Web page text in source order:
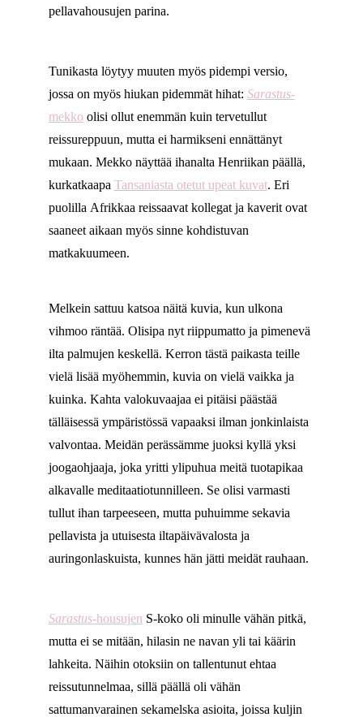
pellavahousujen parina.
Tunikasta löytyy muuten myös pidempi versio,
jossa on myös hiukan pidemmät hihat: Sarastus-
mekkoolisi ollut enemmän kuin tervetullut
reissureppuun, mutta ei harmikseni ennättänyt
mukaan. Mekko näyttää ihanalta Henriikan päällä,
kurkatkaapa Tansaniasta otetut upeat kuvat. Eri
puolilla Afrikkaa reissaavat kollegat ja kaverit ovat
saaneet aikaan myös sinne kohdistuvan
matkakuumeen.
Melkein sattuu katsoa näitä kuvia, kun ulkona
vihmoo räntää. Olisipa nyt riippumatto ja pimenevä
ilta palmujen keskellä. Kerron tästä paikasta teille
vielä lisää myöhemmin, kuvia on vielä vaikka ja
kuinka. Kahta valokuvaajaa ei pitäisi päästää
tälläisessä ympäristössä vapaaksi ilman jonkinlaista
valvontaa. Meidän perässämme juoksi kyllä yksi
joogaohjaaja, joka yritti ylipuhua meitä tuotapikaa
alkavalle meditaatiotunnilleen. Se olisi varmasti
tullut ihan tarpeeseen, mutta puhuimme sekavia
pellavista ja utuisesta iltapäivävalosta ja
auringonlaskuista, kunnes hän jätti meidät rauhaan.
Sarastus-housujen S-koko oli minulle vähän pitkä,
mutta ei se mitään, hilasin ne navan yli tai käärin
lahkeita. Näihin otoksiin on tallentunut ehtaa
reissutunnelmaa, sillä päällä oli vähän
sattumanvarainen sekamelska asioita, joissa kuljin